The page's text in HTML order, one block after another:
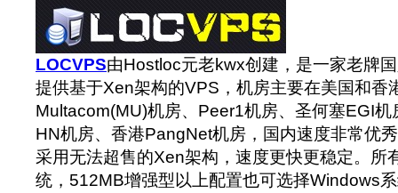
LOCVPS由Hostloc元老kwx创建，是一家老牌
提供基于Xen架构的VPS，机房主要在美国和香
Multacom(MU)机房、Peer1机房、圣何塞EGI
HN机房、香港PangNet机房，国内速度非常优
采用无法超售的Xen架构，速度更快更稳定。所
统，512MB增强型以上配置也可选择Windows